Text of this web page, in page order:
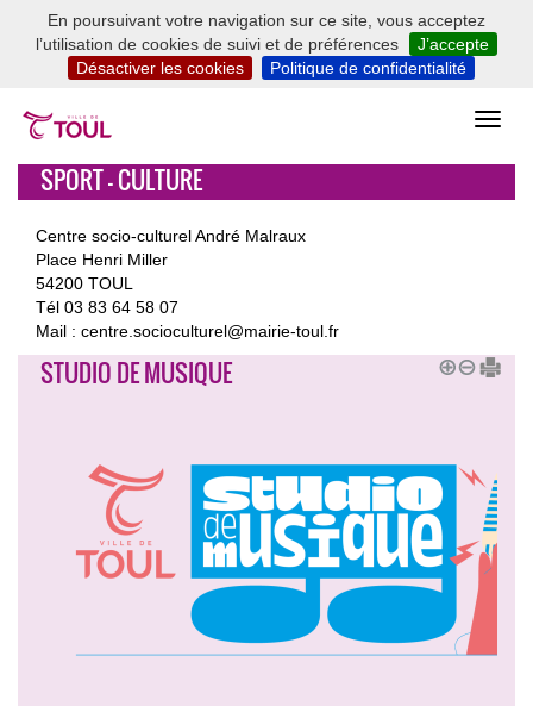
En poursuivant votre navigation sur ce site, vous acceptez
l’utilisation de cookies de suivi et de préférences
J’accepte
Désactiver les cookies
Politique de confidentialité
SPORT - CULTURE
Centre socio-culturel André Malraux
Place Henri Miller
54200 TOUL
Tél 03 83 64 58 07
Mail : centre.socioculturel@mairie-toul.fr
STUDIO DE MUSIQUE